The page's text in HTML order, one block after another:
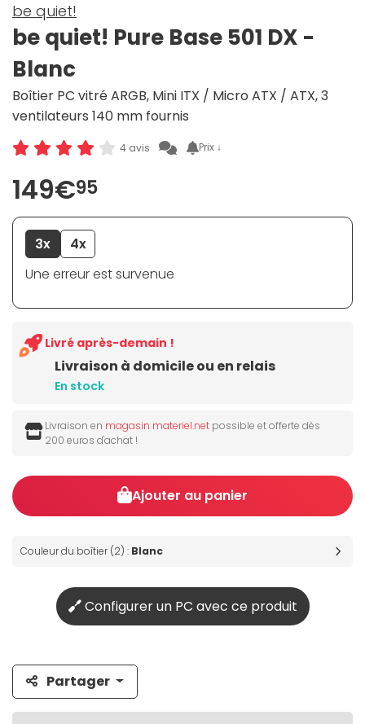
be quiet!
be quiet! Pure Base 501 DX -
Blanc
Boîtier PC vitré ARGB, Mini ITX / Micro ATX / ATX, 3
ventilateurs 140 mm fournis
4 avis Prix ↓
149€95
3x
4x
Une erreur est survenue
Livraison à domicile ou en relais
En stock
Livré après-demain !
Livraison en magasin materiel.net possible et offerte dès
200 euros d'achat !
Ajouter au panier
Couleur du boîtier (2) : Blanc
Configurer un PC avec ce produit
Partager